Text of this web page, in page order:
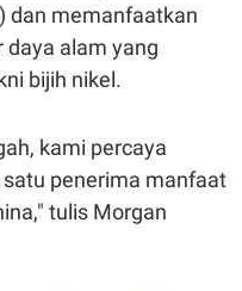
dan memanfaatkan
daya alam yang
bijih nikel.
kami percaya
penerima manfaat
tulis Morgan